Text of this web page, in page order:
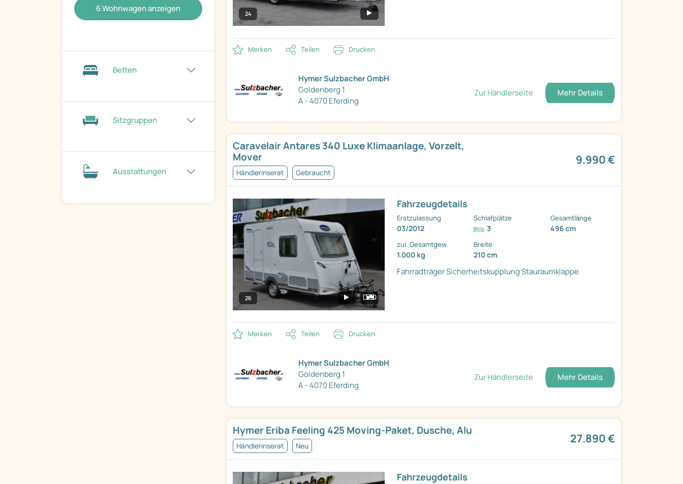
24
Merken Teilen Drucken
Hymer Sulzbacher GmbH
Goldenberg 1
A - 4070 Eferding
Zur Händlerseite Mehr Details
Caravelair Antares 340 Luxe Klimaanlage, Vorzelt,
Mover
Händlerinserat Gebraucht
9.990 €
26
Fahrzeugdetails
Erstzulassung
03/2012
Schlafplätze
3
Gesamtlänge
496 cm
zul. Gesamtgew.
1.000 kg
Breite
210 cm
FahrradträgerSicherheitskupplung Stauraumklappe
Merken Teilen Drucken
Hymer Sulzbacher GmbH
Goldenberg 1
A - 4070 Eferding
Zur Händlerseite Mehr Details
Hymer Eriba Feeling 425 Moving-Paket, Dusche, Alu
Händlerinserat Neu
27.890 €
Fahrzeugdetails
6Wohnwagen anzeigen
Betten
Sitzgruppen
Ausstattungen